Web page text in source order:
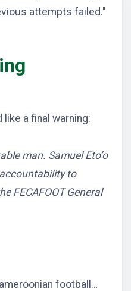
attempts failed."
a final warning:
man. Samuel Eto’o
to
FECAFOOT General
football…